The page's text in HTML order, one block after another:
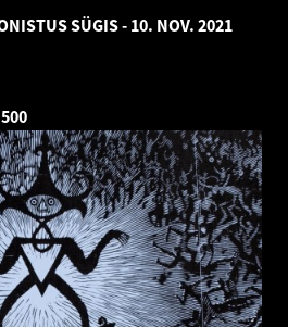
SÜGIS - 10. NOV. 2021